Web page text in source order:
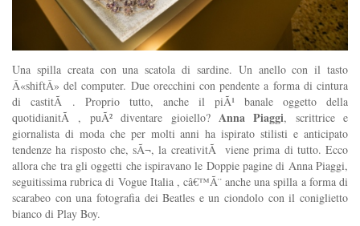
Una spilla creata con una scatola di sardine. Un anello con il tasto
Â«shiftÂ» del computer. Due orecchini con pendente a forma di cintura
di castitÃ . Proprio tutto, anche il piÃ¹ banale oggetto della
quotidianitÃ , puÃ² diventare gioiello? Anna Piaggi, scrittrice e
giornalista di moda che per molti anni ha ispirato stilisti e anticipato
tendenze ha risposto che, sÃ¬, la creativitÃ viene prima di tutto. Ecco
allora che tra gli oggetti che ispiravano le Doppie pagine di Anna Piaggi,
seguitissima rubrica di Vogue Italia , câ€™Ã¨ anche una spilla a forma di
scarabeo con una fotografia dei Beatles e un ciondolo con il coniglietto
bianco di Play Boy.